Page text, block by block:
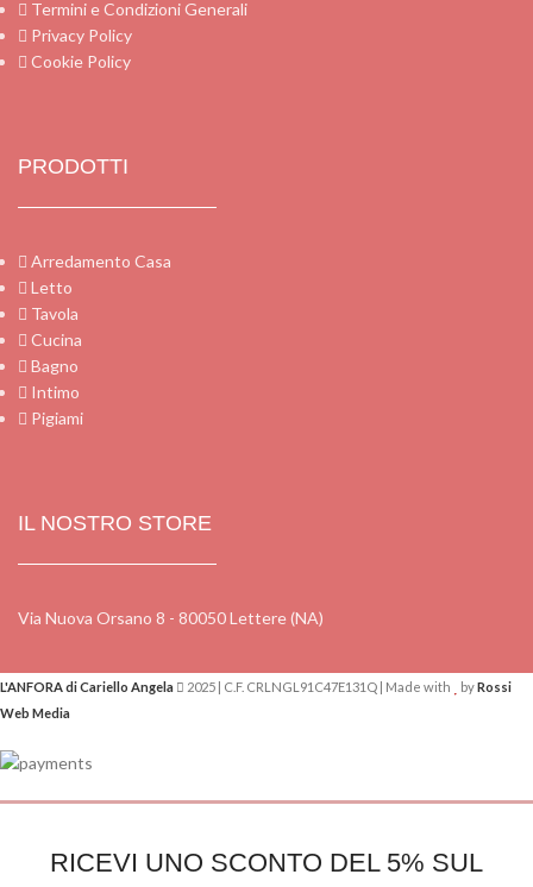
Termini e Condizioni Generali
Privacy Policy
Cookie Policy
PRODOTTI
Arredamento Casa
Letto
Tavola
Cucina
Bagno
Intimo
Pigiami
IL NOSTRO STORE
Via Nuova Orsano 8 - 80050 Lettere (NA)
L'ANFORA di Cariello Angela 2025 | C.F. CRLNGL91C47E131Q | Made with byRossi
Web Media
RICEVI UNO SCONTO DEL 5% SUL